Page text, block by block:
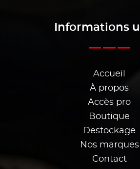
Informations
Accueil
À propos
Accès pro
Boutique
Destockage
Nos marques
Contact